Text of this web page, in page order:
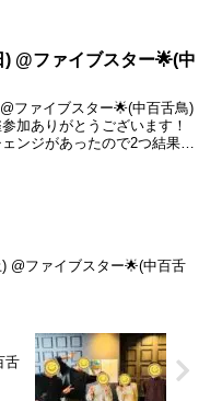
) @ファイブスター🌟(中
ファイブスター🌟(中百舌鳥)
加ありがとうございます！
ンジがあったので2つ結果載
) @ファイブスター🌟(中百舌
舌